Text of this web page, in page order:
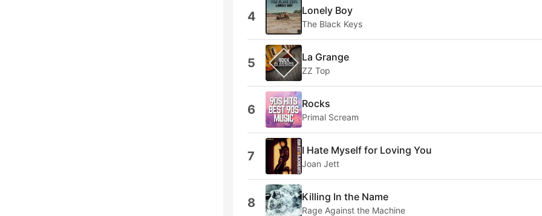
4 Lonely Boy
The Black Keys
5 La Grange
ZZ Top
6 Rocks
Primal Scream
7 I Hate Myself for Loving You
Joan Jett
8 Killing In the Name
Rage Against the Machine